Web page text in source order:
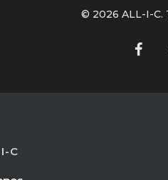
C
© 2026 ALL-I-C.